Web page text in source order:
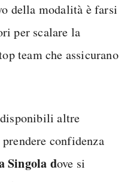
della modalità è farsi
per scalare la
team che assicurano
altre
confidenza
Singola dove si